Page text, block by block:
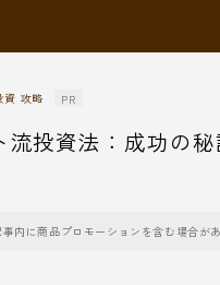
資 攻略 PR
流投資法：成功の
事内に商品プロモーションを含む場合が